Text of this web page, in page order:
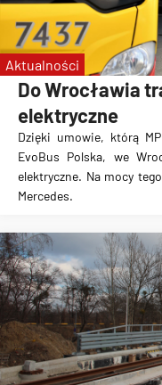
Do Wrocławia
elektryczne
Dzięki umowie, którą
EvoBus Polska, we
elektryczne. Na mocy
Mercedes.
Aktualności